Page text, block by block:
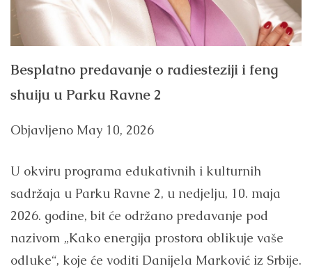
Besplatno predavanje o radiesteziji i feng
shuiju u Parku Ravne 2
Objavljeno May 10, 2026
U okviru programa edukativnih i kulturnih
sadržaja u Parku Ravne 2, u nedjelju, 10. maja
2026. godine, bit će održano predavanje pod
nazivom „Kako energija prostora oblikuje vaše
odluke“, koje će voditi Danijela Marković iz Srbije.